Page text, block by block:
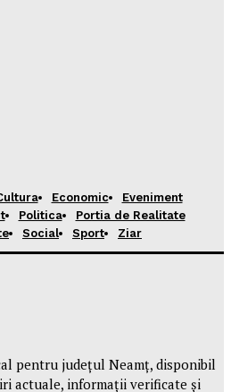
Economic
Eveniment
Politica
Portia de Realitate
Social Sport Ziar
pentru județul Neamț, disponibil
actuale, informații verificate și